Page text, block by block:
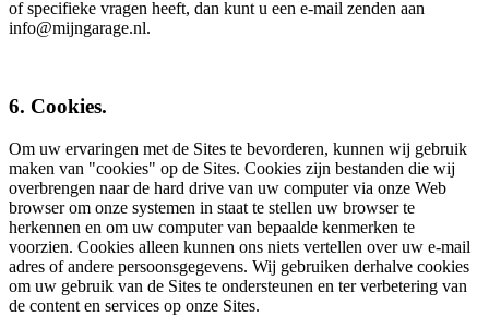
of specifieke vragen heeft, dan kunt u een e-mail zenden aan
info@mijngarage.nl.
6. Cookies.
Om uw ervaringen met de Sites te bevorderen, kunnen wij gebruik
maken van "cookies" op de Sites. Cookies zijn bestanden die wij
overbrengen naar de hard drive van uw computer via onze Web
browser om onze systemen in staat te stellen uw browser te
herkennen en om uw computer van bepaalde kenmerken te
voorzien. Cookies alleen kunnen ons niets vertellen over uw e-mail
adres of andere persoonsgegevens. Wij gebruiken derhalve cookies
om uw gebruik van de Sites te ondersteunen en ter verbetering van
de content en services op onze Sites.